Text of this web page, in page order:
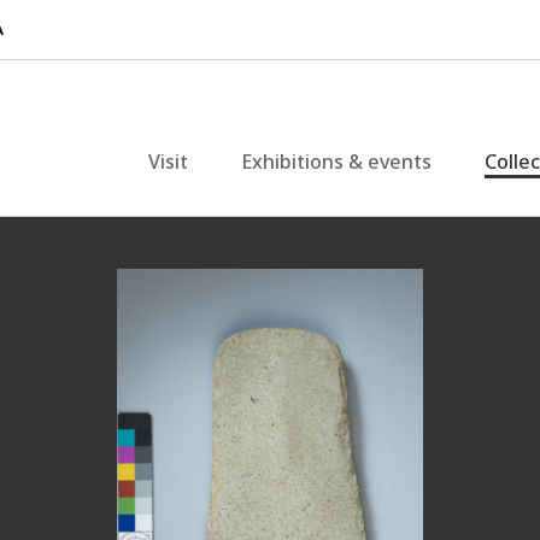
Visit Exhibitions & events